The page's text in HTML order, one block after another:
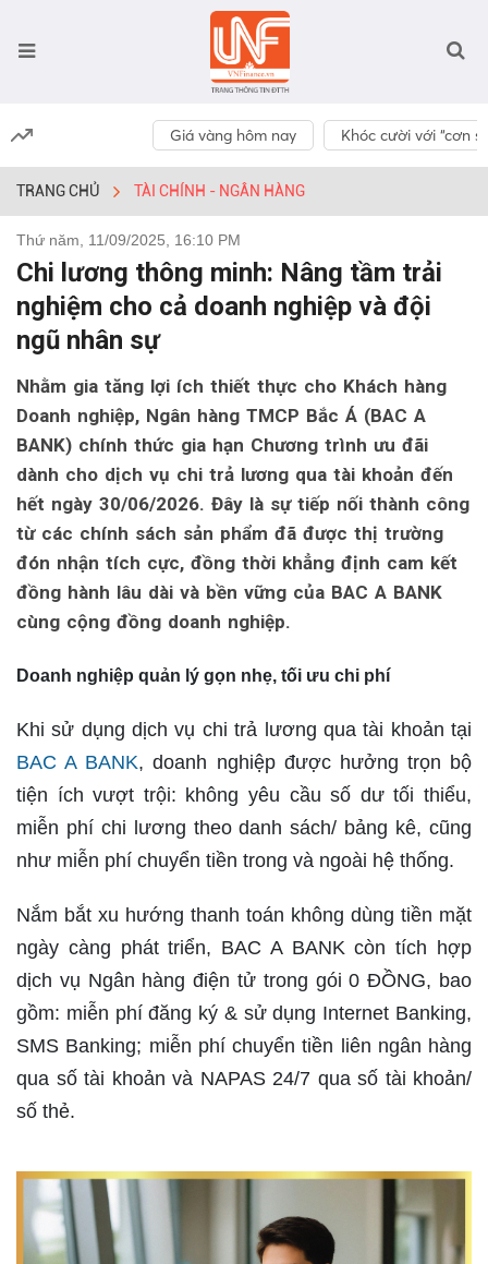
Giá vàng hôm nay Khóc cười với “cơn
TRANG CHỦ TÀI CHÍNH - NGÂN HÀNG
Thứ năm, 11/09/2025, 16:10 PM
Chi lương thông minh: Nâng tầm trải
nghiệm cho cả doanh nghiệp và đội
ngũ nhân sự
Nhằm gia tăng lợi ích thiết thực cho Khách hàng
Doanh nghiệp, Ngân hàng TMCP Bắc Á (BAC A
BANK) chính thức gia hạn Chương trình ưu đãi
dành cho dịch vụ chi trả lương qua tài khoản đến
hết ngày 30/06/2026. Đây là sự tiếp nối thành công
từ các chính sách sản phẩm đã được thị trường
đón nhận tích cực, đồng thời khẳng định cam kết
đồng hành lâu dài và bền vững của BAC A BANK
cùng cộng đồng doanh nghiệp.
Doanh nghiệp quản lý gọn nhẹ, tối ưu chi phí
Khi sử dụng dịch vụ chi trả lương qua tài khoản tại
BAC A BANK, doanh nghiệp được hưởng trọn bộ
tiện ích vượt trội: không yêu cầu số dư tối thiểu,
miễn phí chi lương theo danh sách/ bảng kê, cũng
như miễn phí chuyển tiền trong và ngoài hệ thống.
Nắm bắt xu hướng thanh toán không dùng tiền mặt
ngày càng phát triển, BAC A BANK còn tích hợp
dịch vụ Ngân hàng điện tử trong gói 0 ĐỒNG, bao
gồm: miễn phí đăng ký & sử dụng Internet Banking,
SMS Banking; miễn phí chuyển tiền liên ngân hàng
qua số tài khoản và NAPAS 24/7 qua số tài khoản/
số thẻ.